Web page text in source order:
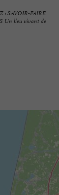
: SAVOIR-FAIRE
Un lieu vivant de